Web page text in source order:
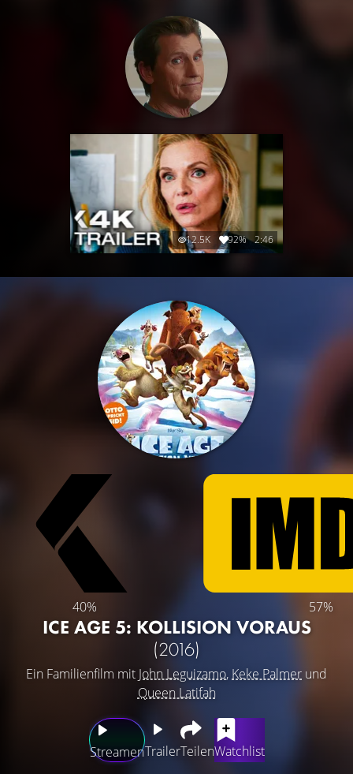
12.5K 92% 2:46
40% 57%
ICE AGE 5: KOLLISION VORAUS
(2016)
Ein Familienfilm mit John Leguizamo, Keke Palmer und
Queen Latifah
StreamenTrailerTeilenWatchlist